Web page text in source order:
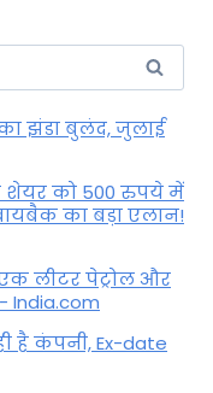
झंडा बुलंद, जुलाई
शेयर को 500 रुपये में
का बड़ा एलान!
लीटर पेट्रोल और
India.com
है कंपनी, Ex-date